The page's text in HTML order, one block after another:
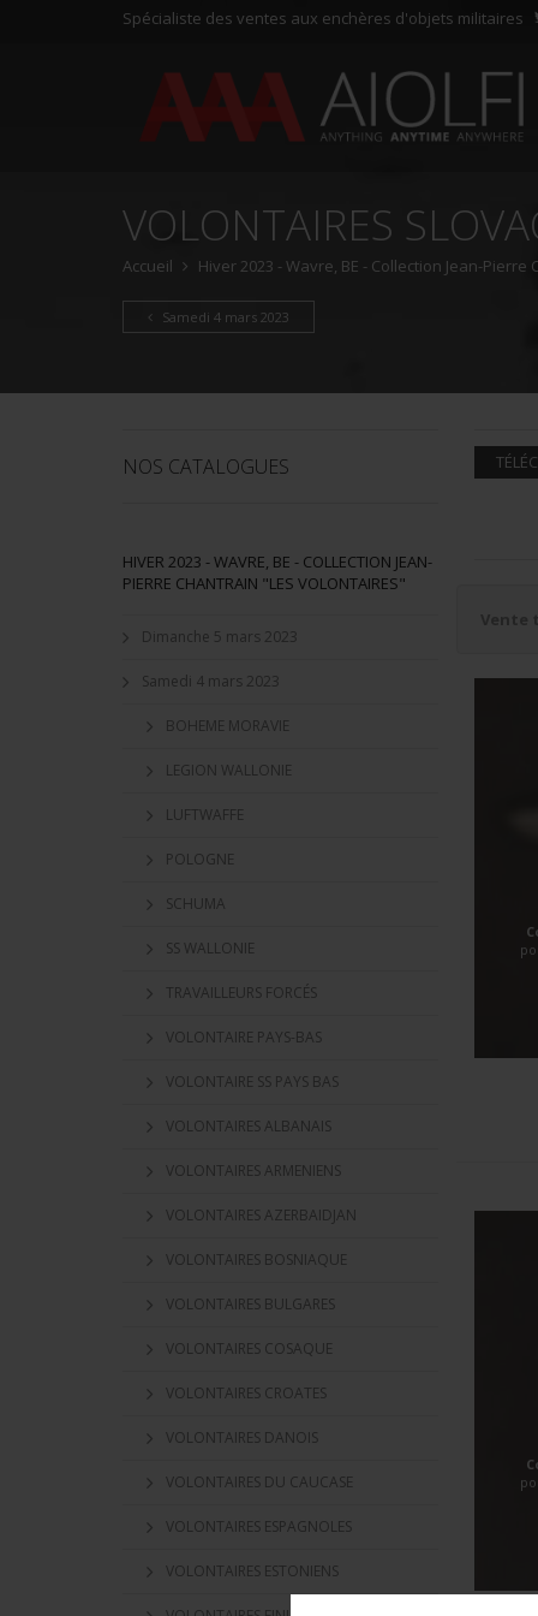
Spécialiste des ventes aux enchères d'objets militaires
VOLONTAIRES
Accueil Hiver 2023 - Wavre, BE - Collection Jean-
Samedi 4 mars 2023
NOS CATALOGUES
HIVER 2023 - WAVRE, BE - COLLECTION JEAN-
PIERRE CHANTRAIN "LES VOLONTAIRES"
Dimanche 5 mars 2023
Samedi 4 mars 2023
BOHEME MORAVIE
LEGION WALLONIE
LUFTWAFFE
POLOGNE
SCHUMA
SS WALLONIE
TRAVAILLEURS FORCÉS
VOLONTAIRE PAYS-BAS
VOLONTAIRE SS PAYS BAS
VOLONTAIRES ALBANAIS
VOLONTAIRES ARMENIENS
VOLONTAIRES AZERBAIDJAN
VOLONTAIRES BOSNIAQUE
VOLONTAIRES BULGARES
VOLONTAIRES COSAQUE
VOLONTAIRES CROATES
VOLONTAIRES DANOIS
VOLONTAIRES DU CAUCASE
VOLONTAIRES ESPAGNOLES
VOLONTAIRES ESTONIENS